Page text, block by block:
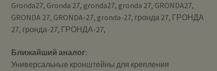
Gronda27, Gronda 27, gronda27, gronda 27, GRONDA27,
GRONDA 27, GRONDA-27, gronda-27, гронда 27, ГРОНДА
27, гронда-27, ГРОНДА-27,
Ближайший аналог:
Универсальные кронштейны для крепления